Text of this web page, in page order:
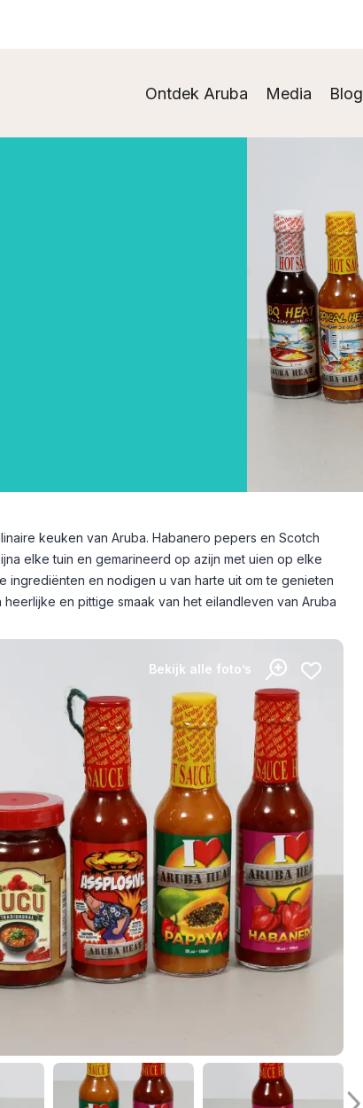
Ontdek Aruba Media Blog
keuken van Aruba. Habanero pepers en Scotch
elke tuin en gemarineerd op azijn met uien op elke
ingrediënten en nodigen u van harte uit om te genieten
en pittige smaak van het eilandleven van Aruba
Bekijk alle foto’s